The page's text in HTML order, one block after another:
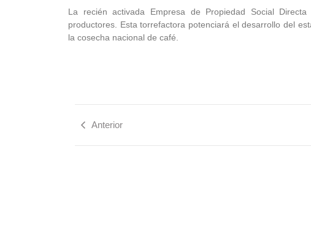
La recién activada Empresa de Propiedad Social
productores. Esta torrefactora potenciará el desarrollo del
la cosecha nacional de café.
Anterior